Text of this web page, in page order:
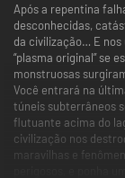
Após a repentina
desconhecidas,
da civilização… E
“plasma original” se
monstruosas
Você entrará na
túneis subterrâneos
flutuante acima do
civilização nos
maravilhas e